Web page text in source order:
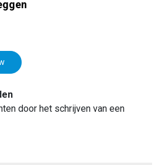
door het schrijven van een